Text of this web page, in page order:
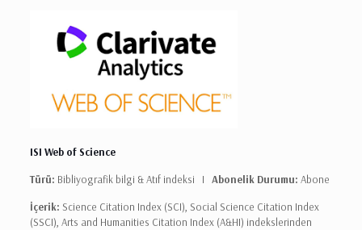
ISI Web of Science
Türü: Bibliyografik bilgi & Atıf indeksi I Abonelik Durumu: Abone
İçerik: Science Citation Index (SCI), Social Science Citation Index
(SSCI), Arts and Humanities Citation Index (A&HI) indekslerinden